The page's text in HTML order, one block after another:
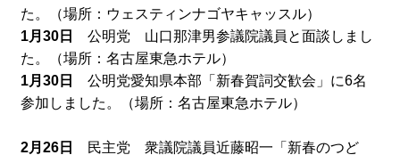
た。（場所：ウェスティンナゴヤキャッスル）
1月30日
公明党 山口那津男参議院議員と面談しまし
た。（場所：名古屋東急ホテル）
1月30日
公明党愛知県本部「新春賀詞交歓会」に6名
参加しました。（場所：名古屋東急ホテル）
2月26日 民主党 衆議院議員近藤昭一「新春のつど